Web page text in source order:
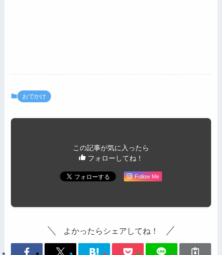
おでかけ
この記事が気に入ったら
フォローしてね！
Follow Me
よかったらシェアしてね！